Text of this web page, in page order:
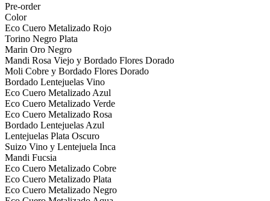
Pre-order
Color
Eco Cuero Metalizado Rojo
Torino Negro Plata
Marin Oro Negro
Mandi Rosa Viejo y Bordado Flores Dorado
Moli Cobre y Bordado Flores Dorado
Bordado Lentejuelas Vino
Eco Cuero Metalizado Azul
Eco Cuero Metalizado Verde
Eco Cuero Metalizado Rosa
Bordado Lentejuelas Azul
Lentejuelas Plata Oscuro
Suizo Vino y Lentejuela Inca
Mandi Fucsia
Eco Cuero Metalizado Cobre
Eco Cuero Metalizado Plata
Eco Cuero Metalizado Negro